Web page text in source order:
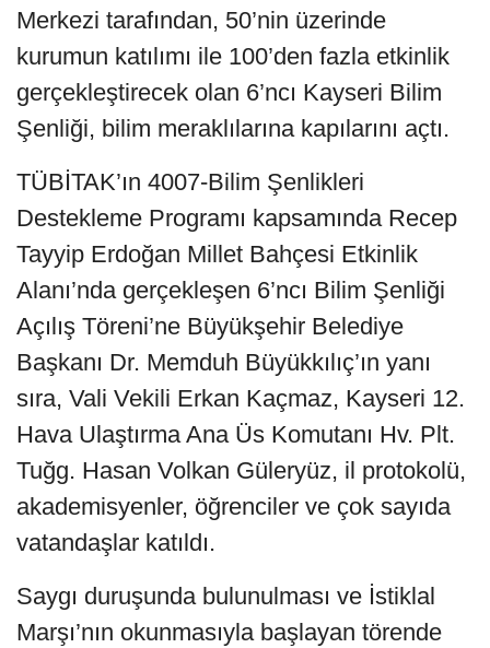
Merkezi tarafından, 50’nin üzerinde
kurumun katılımı ile 100’den fazla etkinlik
gerçekleştirecek olan 6’ncı Kayseri Bilim
Şenliği, bilim meraklılarına kapılarını açtı.
TÜBİTAK’ın 4007-Bilim Şenlikleri
Destekleme Programı kapsamında Recep
Tayyip Erdoğan Millet Bahçesi Etkinlik
Alanı’nda gerçekleşen 6’ncı Bilim Şenliği
Açılış Töreni’ne Büyükşehir Belediye
Başkanı Dr. Memduh Büyükkılıç’ın yanı
sıra, Vali Vekili Erkan Kaçmaz, Kayseri 12.
Hava Ulaştırma Ana Üs Komutanı Hv. Plt.
Tuğg. Hasan Volkan Güleryüz, il protokolü,
akademisyenler, öğrenciler ve çok sayıda
vatandaşlar katıldı.
Saygı duruşunda bulunulması ve İstiklal
Marşı’nın okunmasıyla başlayan törende